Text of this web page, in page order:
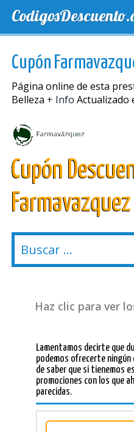
Cupón
Página online de esta
Belleza + Info Actualizado
Cupón
Farmavazquez
Haz clic para ver
Lamentamos decirte que
podemos ofrecerte ningún
de saber que sí tienemos
promociones con los que
parecidas.